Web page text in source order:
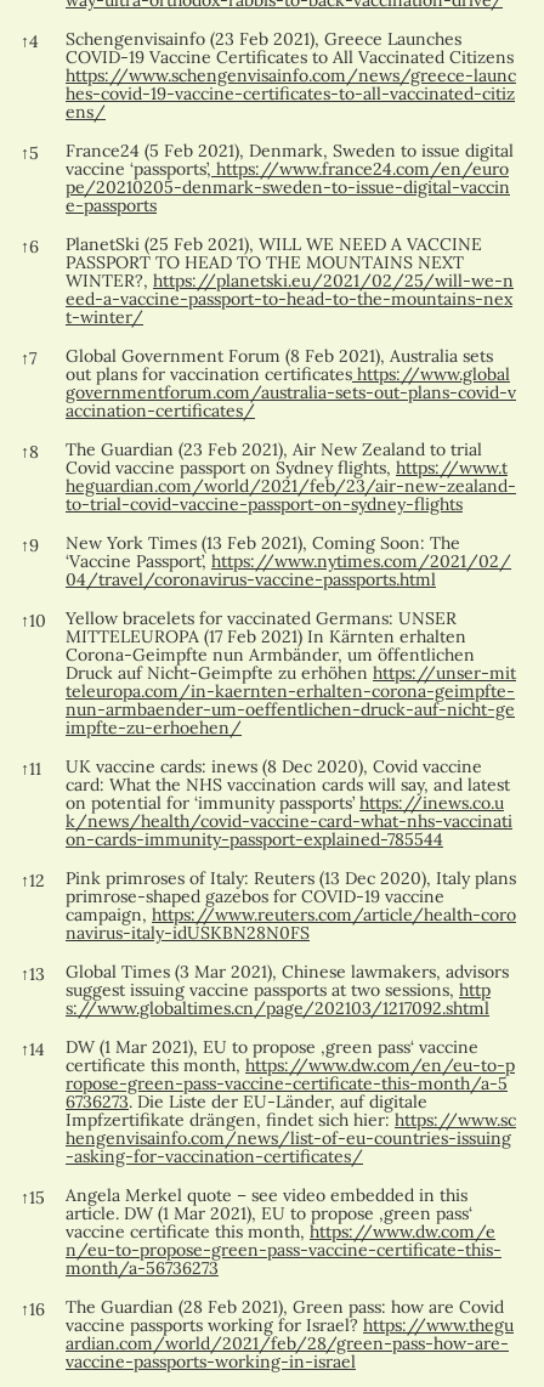
↑4
Schengenvisainfo (23 Feb 2021), Greece Launches
COVID-19 Vaccine Certificates to All Vaccinated Citizens
https://www.schengenvisainfo.com/news/greece-launc
hes-covid-19-vaccine-certificates-to-all-vaccinated-citiz
ens/
↑5
France24 (5 Feb 2021), Denmark, Sweden to issue digital
vaccine ‘passports’, https://www.france24.com/en/euro
pe/20210205-denmark-sweden-to-issue-digital-vaccin
e-passports
↑6
PlanetSki (25 Feb 2021), WILL WE NEED A VACCINE
PASSPORT TO HEAD TO THE MOUNTAINS NEXT
WINTER?, https://planetski.eu/2021/02/25/will-we-n
eed-a-vaccine-passport-to-head-to-the-mountains-nex
t-winter/
↑7
Global Government Forum (8 Feb 2021), Australia sets
out plans for vaccination certificates https://www.global
governmentforum.com/australia-sets-out-plans-covid-v
accination-certificates/
↑8
The Guardian (23 Feb 2021), Air New Zealand to trial
Covid vaccine passport on Sydney flights, https://www.t
heguardian.com/world/2021/feb/23/air-new-zealand-
to-trial-covid-vaccine-passport-on-sydney-flights
↑9
New York Times (13 Feb 2021), Coming Soon: The
‘Vaccine Passport’, https://www.nytimes.com/2021/02/
04/travel/coronavirus-vaccine-passports.html
↑10
Yellow bracelets for vaccinated Germans: UNSER
MITTELEUROPA (17 Feb 2021) In Kärnten erhalten
Corona-Geimpfte nun Armbänder, um öffentlichen
Druck auf Nicht-Geimpfte zu erhöhen https://unser-mit
teleuropa.com/in-kaernten-erhalten-corona-geimpfte-
nun-armbaender-um-oeffentlichen-druck-auf-nicht-ge
impfte-zu-erhoehen/
↑11
UK vaccine cards: inews (8 Dec 2020), Covid vaccine
card: What the NHS vaccination cards will say, and latest
on potential for ‘immunity passports’ https://inews.co.u
k/news/health/covid-vaccine-card-what-nhs-vaccinati
on-cards-immunity-passport-explained-785544
↑12
Pink primroses of Italy: Reuters (13 Dec 2020), Italy plans
primrose-shaped gazebos for COVID-19 vaccine
campaign, https://www.reuters.com/article/health-coro
navirus-italy-idUSKBN28N0FS
↑13
Global Times (3 Mar 2021), Chinese lawmakers, advisors
suggest issuing vaccine passports at two sessions, http
s://www.globaltimes.cn/page/202103/1217092.shtml
↑14
DW (1 Mar 2021), EU to propose ‚green pass‘ vaccine
certificate this month, https://www.dw.com/en/eu-to-p
ropose-green-pass-vaccine-certificate-this-month/a-5
6736273. Die Liste der EU-Länder, auf digitale
Impfzertifikate drängen, findet sich hier:https://www.sc
hengenvisainfo.com/news/list-of-eu-countries-issuing
-asking-for-vaccination-certificates/
↑15
Angela Merkel quote – see video embedded in this
article. DW (1 Mar 2021), EU to propose ‚green pass‘
vaccine certificate this month, https://www.dw.com/e
n/eu-to-propose-green-pass-vaccine-certificate-this-
month/a-56736273
↑16
The Guardian (28 Feb 2021), Green pass: how are Covid
vaccine passports working for Israel? https://www.thegu
ardian.com/world/2021/feb/28/green-pass-how-are-
vaccine-passports-working-in-israel